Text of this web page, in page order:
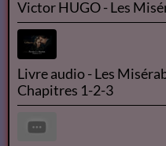
Victor HUGO - Les
Livre audio - Les
Chapitres 1-2-3